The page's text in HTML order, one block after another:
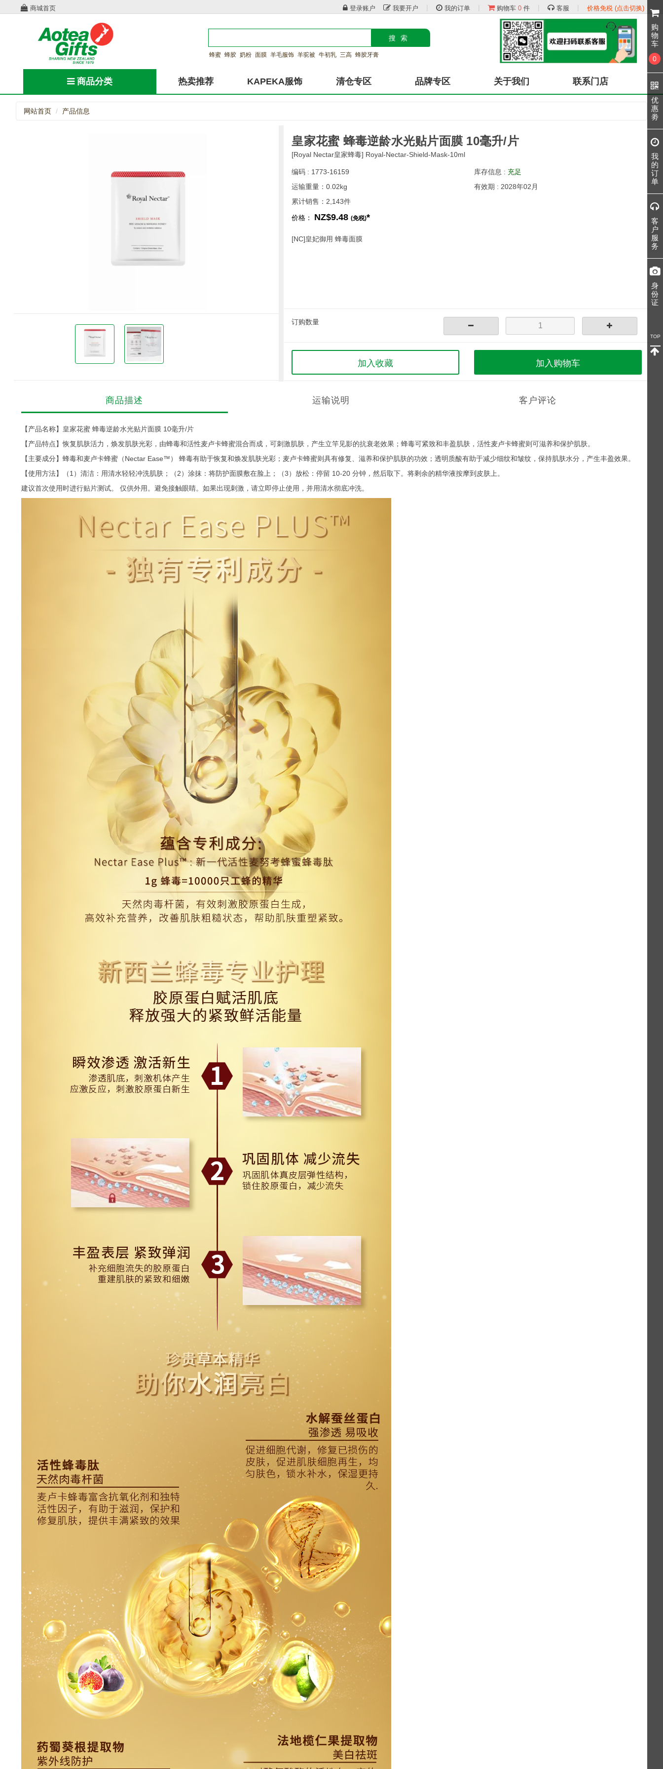
购
物
车
0
优
惠
劵
我
的
订
单
客
户
服
务
身
份
证
TOP
商城首页 登录账户 我要开户 | 我的订单 | 购物车 0件 | 客服 | 价格免税 (点击切换)
搜索
蜂蜜 蜂胶 奶粉 面膜 羊毛服饰 羊驼被 牛初乳 三高 蜂胶牙膏
商品分类 热卖推荐 KAPEKA服饰 清仓专区 品牌专区 关于我们 联系门店
网站首页 产品信息
皇家花蜜 蜂毒逆龄水光贴片面膜 10毫升/片
[Royal Nectar皇家蜂毒] Royal-Nectar-Shield-Mask-10ml
编码 : 1773-16159 库存信息 : 充足
运输重量：0.02kg
有效期 : 2028年02月
累计销售：2,143件
价格： NZ$9.48(免税)*
[NC]皇妃御用 蜂毒面膜
订购数量
加入收藏 加入购物车
商品描述 运输说明 客户评论
【产品名称】皇家花蜜 蜂毒逆龄水光贴片面膜 10毫升/片
【产品特点】恢复肌肤活力，焕发肌肤光彩，由蜂毒和活性麦卢卡蜂蜜混合而成，可刺激肌肤，产生立竿见影的抗衰老效果；蜂毒可紧致和丰盈肌肤，活性麦卢卡蜂蜜则可滋养和保护肌肤。
【主要成分】蜂毒和麦卢卡蜂蜜（Nectar Ease™） 蜂毒有助于恢复和焕发肌肤光彩；麦卢卡蜂蜜则具有修复、滋养和保护肌肤的功效；透明质酸有助于减少细纹和皱纹，保持肌肤水分，产生丰盈效果。
【使用方法】（1）清洁：用清水轻轻冲洗肌肤；（2）涂抹：将防护面膜敷在脸上；（3）放松：停留 10-20 分钟，然后取下。将剩余的精华液按摩到皮肤上。
建议首次使用时进行贴片测试。 仅供外用。避免接触眼睛。如果出现刺激，请立即停止使用，并用清水彻底冲洗。